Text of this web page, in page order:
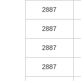
2887
2887
2887
2887